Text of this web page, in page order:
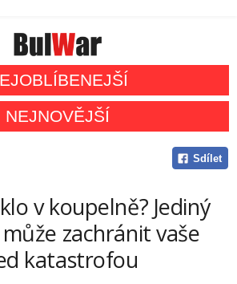
NEJNOVĚJŠÍ
Sdílet
v koupelně? Jediný
zachránit vaše
katastrofou